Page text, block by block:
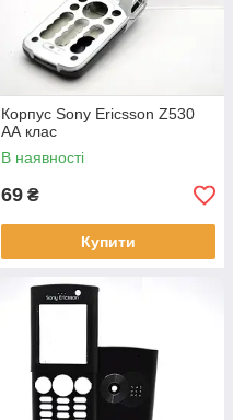
Корпус Sony Ericsson Z530
АА клас
В наявності
69 ₴
Купити